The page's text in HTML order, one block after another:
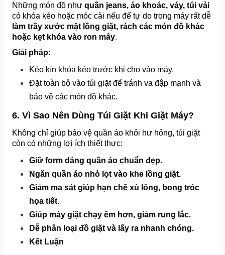
Những món đồ như quần jeans, áo khoác, váy, túi vải
làm trầy xước mặt lồng giặt, rách các món đồ khác
hoặc kẹt khóa vào ron máy.
Giải pháp:
Kéo kín khóa kéo trước khi cho vào máy.
Đặt toàn bộ vào túi giặt để tránh va đập mạnh và
bảo vệ các món đồ khác.
6. Vì Sao Nên Dùng Túi Giặt Khi Giặt Máy?
Không chỉ giúp bảo vệ quần áo khỏi hư hỏng, túi giặt
còn có những lợi ích thiết thực:
Giữ form dáng quần áo chuẩn đẹp.
Ngăn quần áo nhỏ lọt vào khe lồng giặt.
Giảm ma sát giúp hạn chế xù lông, bong tróc
họa tiết.
Giúp máy giặt chạy êm hơn, giảm rung lắc.
Dễ phân loại đồ giặt và lấy ra nhanh chóng.
Kết Luận